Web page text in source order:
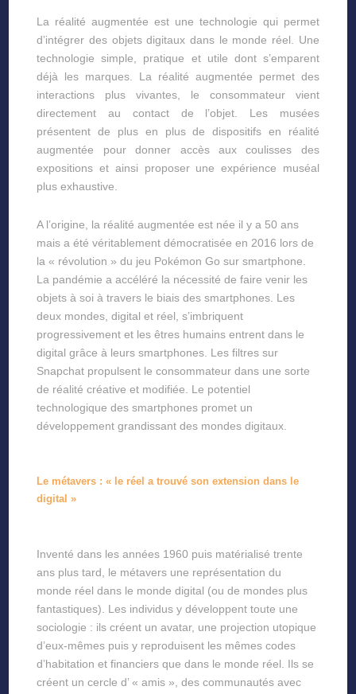
La réalité augmentée est une technologie qui permet
d’intégrer des objets digitaux dans le monde réel. Une
technologie simple, pratique et utile dont s’emparent
déjà les marques. La réalité augmentée permet des
interactions plus vivantes, le consommateur vient
directement au contact de l’objet. Les musées
présentent de plus en plus de dispositifs en réalité
augmentée pour donner accès aux coulisses des
expositions et ainsi proposer une expérience muséal
plus exhaustive.
A l’origine, la réalité augmentée est née il y a 50 ans
mais a été véritablement démocratisée en 2016 lors de
la « révolution » du jeu Pokémon Go sur smartphone.
La pandémie a accéléré la nécessité de faire venir les
objets à soi à travers le biais des smartphones. Les
deux mondes, digital et réel, s’imbriquent
progressivement et les êtres humains entrent dans le
digital grâce à leurs smartphones. Les filtres sur
Snapchat propulsent le consommateur dans une sorte
de réalité créative et modifiée. Le potentiel
technologique des smartphones promet un
développement grandissant des mondes digitaux.
Le métavers : « le réel a trouvé son extension dans le
digital »
Inventé dans les années 1960 puis matérialisé trente
ans plus tard, le métavers une représentation du
monde réel dans le monde digital (ou de mondes plus
fantastiques). Les individus y développent toute une
sociologie : ils créent un avatar, une projection utopique
d’eux-mêmes puis y reproduisent les mêmes codes
d’habitation et financiers que dans le monde réel. Ils se
créent un cercle d’ « amis », des communautés avec